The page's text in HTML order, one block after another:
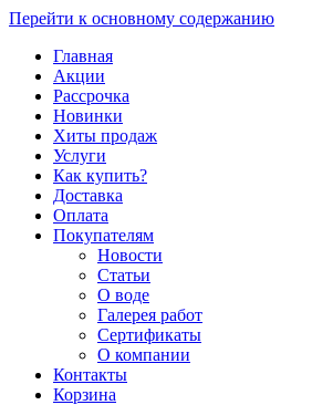
Перейти к основному содержанию
Главная
Акции
Рассрочка
Новинки
Хиты продаж
Услуги
Как купить?
Доставка
Оплата
Покупателям
Новости
Статьи
О воде
Галерея работ
Сертификаты
О компании
Контакты
Корзина